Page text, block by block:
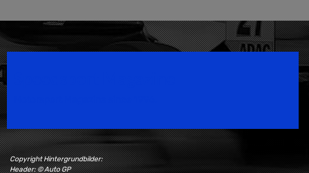
Copyright Hintergrundbilder:
Header: © Auto GP